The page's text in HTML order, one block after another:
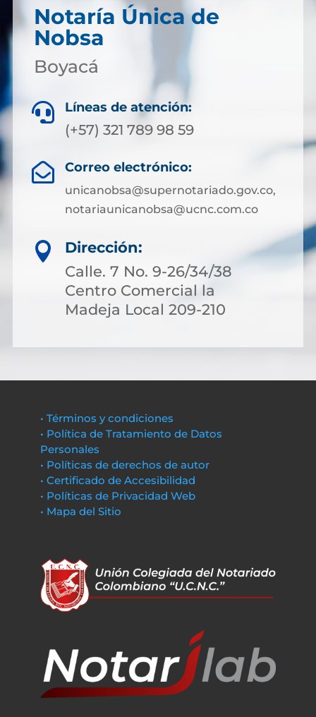
Notaría Única de
Nobsa
Boyacá
 Líneas de atención:
(+57) 321 789 98 59
 Correo electrónico:
unicanobsa@supernotariado.gov.co,
notariaunicanobsa@ucnc.com.co

Dirección:
Calle. 7 No. 9-26/34/38
Centro Comercial la
Madeja Local 209-210
• Términos y condiciones
• Política de Tratamiento de Datos
Personales
• Políticas de derechos de autor
• Certificado de Accesibilidad
• Políticas de Privacidad Web
• Mapa del Sitio